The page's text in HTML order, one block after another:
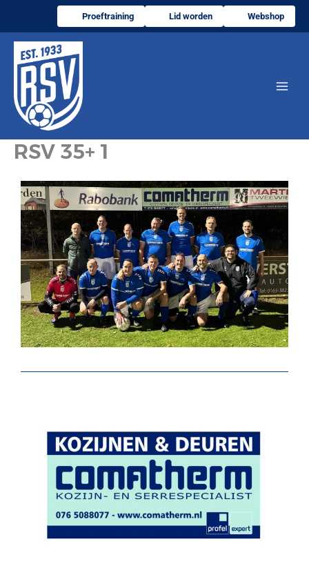
de
inhoud
Proeftraining Lid worden Webshop
RSV 35+ 1